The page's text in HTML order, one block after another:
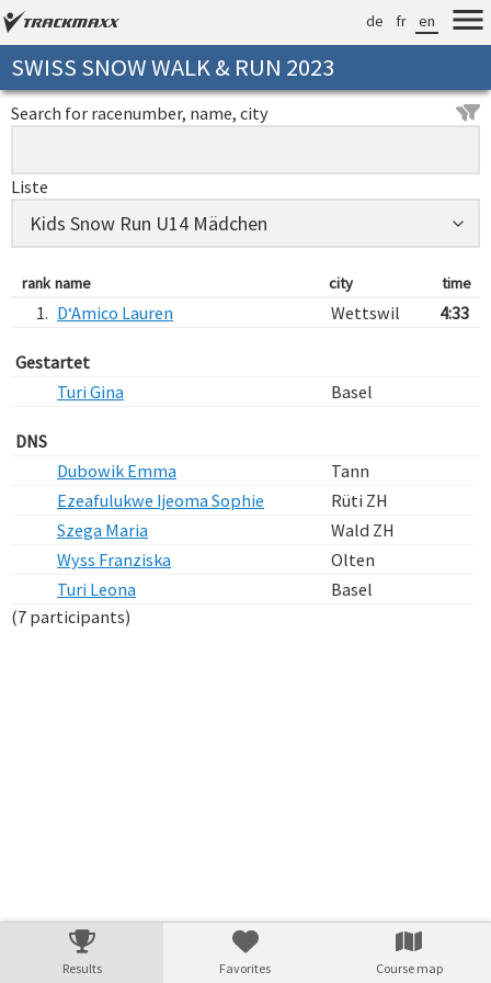
de fr en
SWISS SNOW WALK & RUN 2023
Search for racenumber, name, city
Liste
rank name city time
1. D‘Amico Lauren Wettswil 4:33
Gestartet
Turi Gina
Basel
DNS
Dubowik Emma
Tann
Ezeafulukwe Ijeoma Sophie
Rüti ZH
Szega Maria
Wald ZH
Wyss Franziska
Olten
Turi Leona
Basel
(7 participants)
Results Favorites Course map